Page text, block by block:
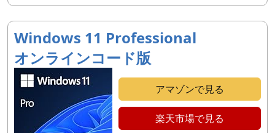
Windows 11 Professional
オンラインコード版
アマゾンで見る
楽天市場で見る